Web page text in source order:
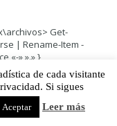
Get-
| Rename-Item -
«-»,».» }
Item -NewName
de valor
de cada visitante
Si sigues
Aceptar Leer más